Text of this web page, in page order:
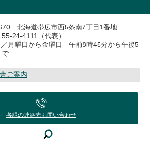
北海道帯広市西5条南7丁目1番地
24-4111（代表）
／月曜日から金曜日 午前8時45分から午後5
で
ご案内
各課の連絡先お問い合わせ